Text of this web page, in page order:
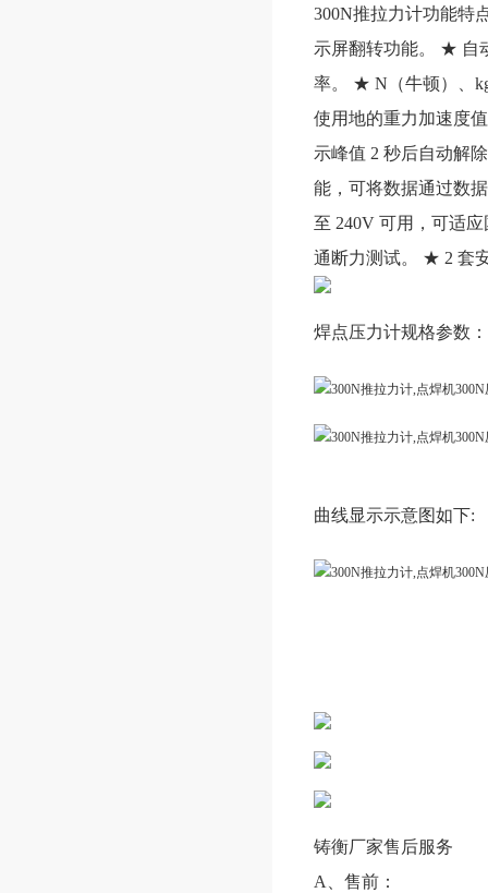
300N推拉力计功能
示屏翻转功能。 ★ 自
率。 ★ N（牛顿）、
使用地的重力加速度
示峰值 2 秒后自动解
能，可将数据通过数
至 240V 可用，可适
通断力测试。 ★ 2 套
焊点压力计规格参数：
曲线显示示意图如下:
铸衡厂家售后服务
A、售前：